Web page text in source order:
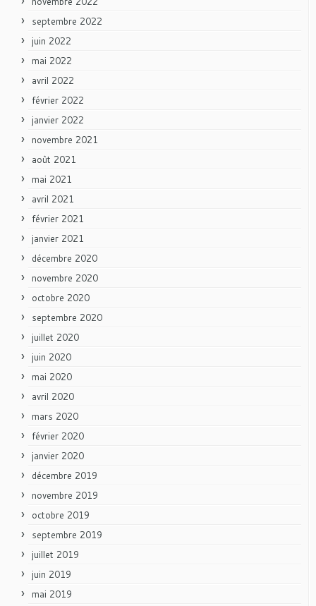
septembre 2022
juin 2022
mai 2022
avril 2022
février 2022
janvier 2022
novembre 2021
août 2021
mai 2021
avril 2021
février 2021
janvier 2021
décembre 2020
novembre 2020
octobre 2020
septembre 2020
juillet 2020
juin 2020
mai 2020
avril 2020
mars 2020
février 2020
janvier 2020
décembre 2019
novembre 2019
octobre 2019
septembre 2019
juillet 2019
juin 2019
mai 2019